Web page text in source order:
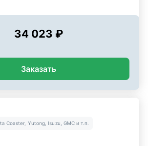
34 023 ₽
Заказать
Coaster, Yutong, Isuzu, GMC и т.п.